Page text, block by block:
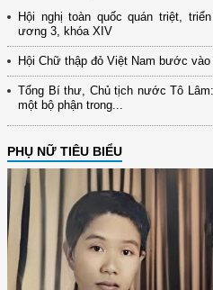
Hội nghị toàn quốc quán triệt,
ương 3, khóa XIV
Hội Chữ thập đỏ Việt Nam bước
Tổng Bí thư, Chủ tịch nước Tô
một bộ phận trong...
PHỤ NỮ TIÊU BIỂU